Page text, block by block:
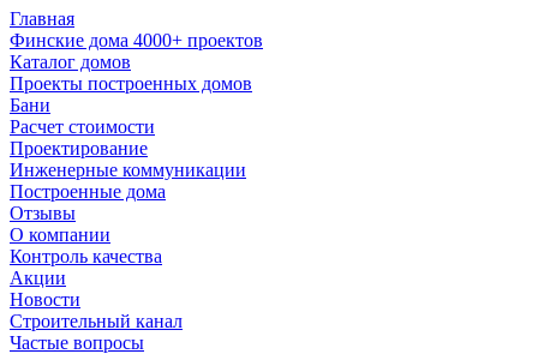
Главная
Финские дома 4000+ проектов
Каталог домов
Проекты построенных домов
Бани
Расчет стоимости
Проектирование
Инженерные коммуникации
Построенные дома
Отзывы
О компании
Контроль качества
Акции
Новости
Строительный канал
Частые вопросы